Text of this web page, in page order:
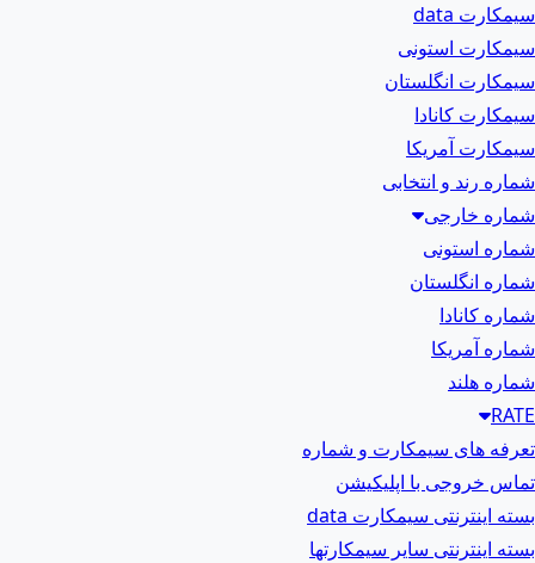
سیمکارت data
سیمکارت استونی
سیمکارت انگلستان
سیمکارت کانادا
سیمکارت آمریکا
شماره رند و انتخابی
شماره خارجی
شماره استونی
شماره انگلستان
شماره کانادا
شماره آمریکا
شماره هلند
RATE
تعرفه های سیمکارت و شماره
تماس خروجی با اپلیکیشن
بسته اینترنتی سیمکارت data
بسته اینترنتی سایر سیمکارتها